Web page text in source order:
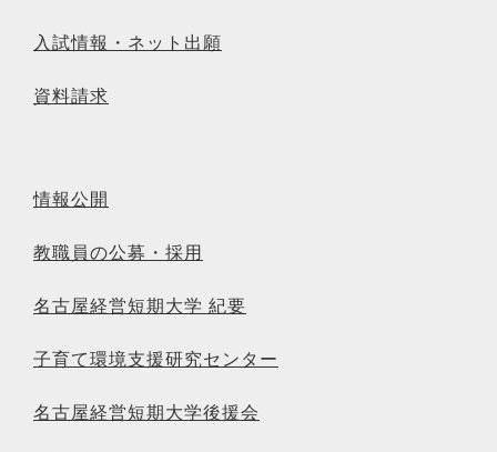
入試情報・ネット出願
資料請求
情報公開
教職員の公募・採用
名古屋経営短期大学 紀要
子育て環境支援研究センター
名古屋経営短期大学後援会